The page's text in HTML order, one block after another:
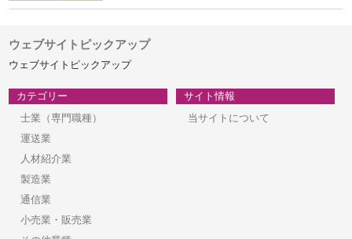
ウェブサイトピックアップ
ウェブサイトピックアップ
カテゴリー
士業（専門職種）
運送業
人材紹介業
製造業
通信業
小売業・販売業
サイト情報
当サイトについて